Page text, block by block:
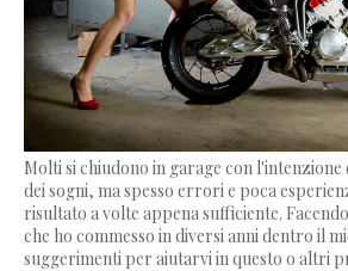
Molti si chiudono in garage con
dei sogni, ma spesso errori e poca
risultato a volte appena sufficiente.
che ho commesso in diversi anni dentro il
suggerimenti per aiutarvi in questo o altri